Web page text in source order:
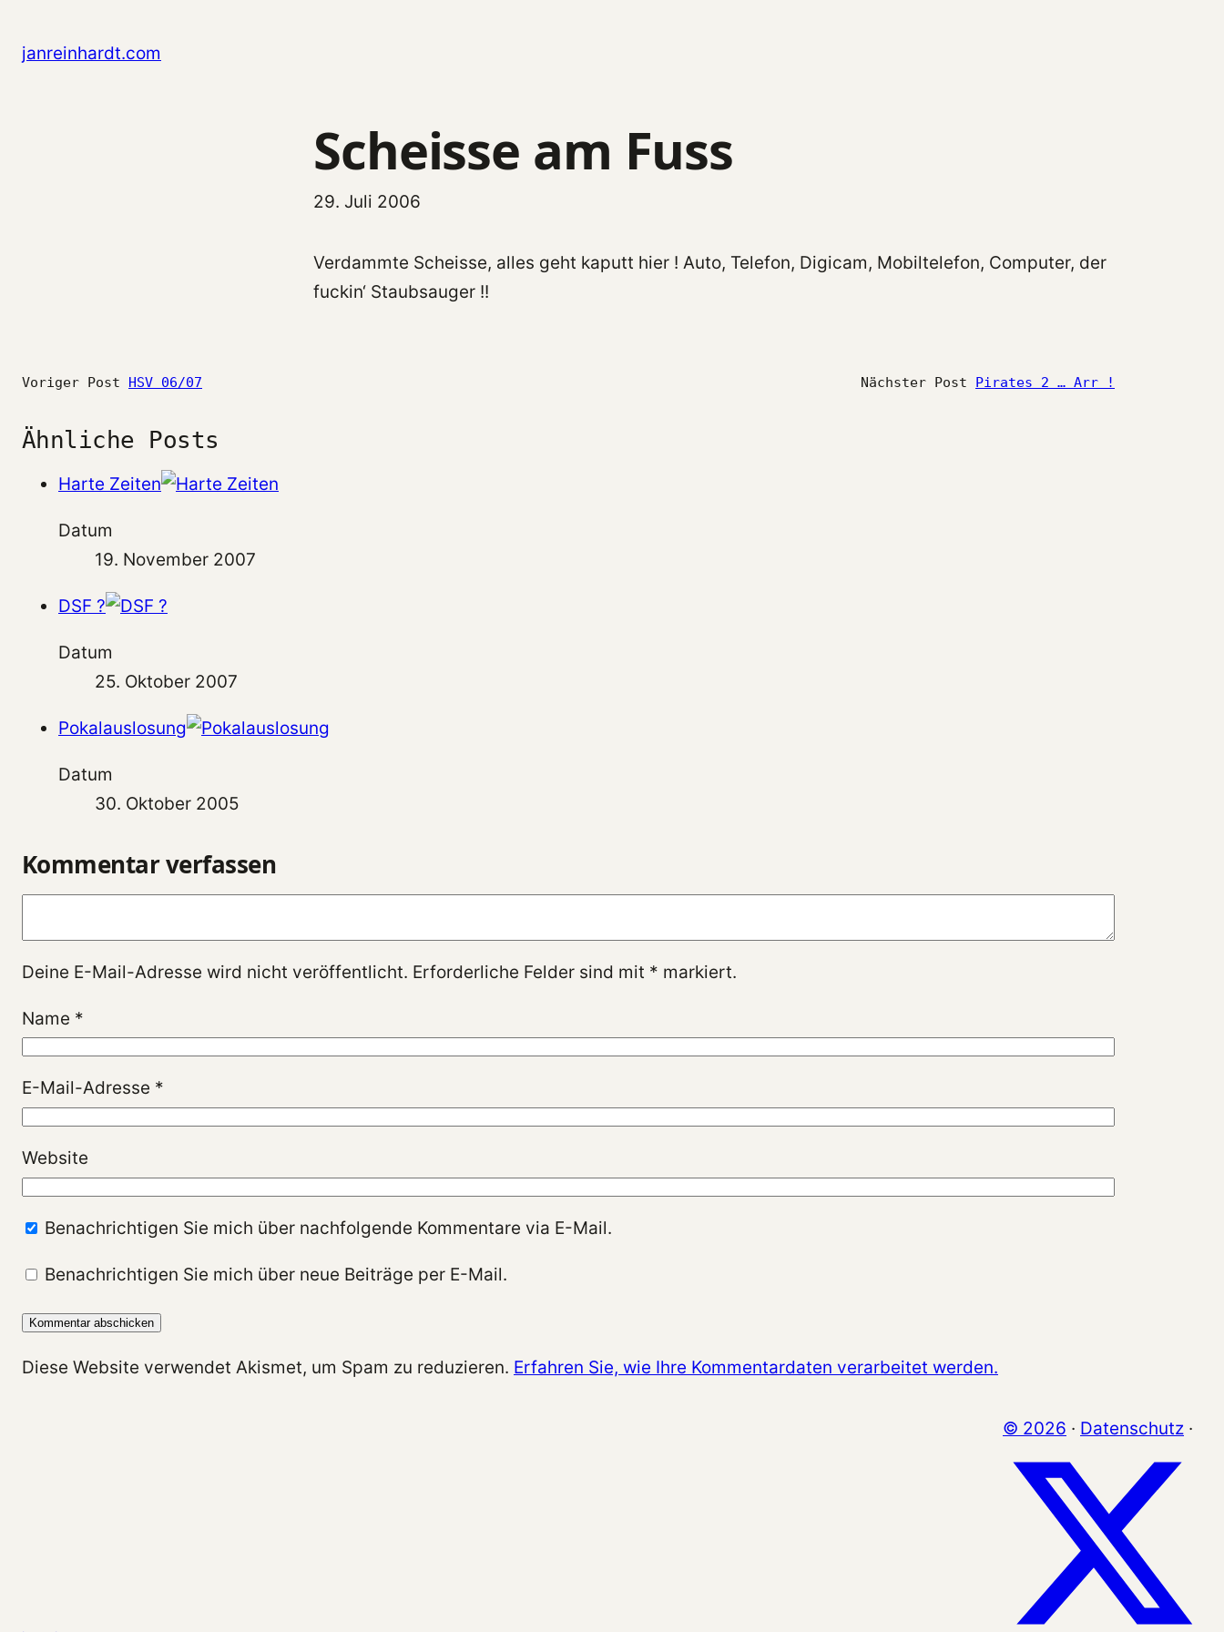
Inhalt
janreinhardt.com
Scheisse am Fuss
29. Juli 2006
Verdammte Scheisse, alles geht kaputt hier ! Auto, Telefon, Digicam, Mobiltelefon, Computer, der
fuckin‘ Staubsauger !!
Voriger Post HSV 06/07 Nächster Post Pirates 2 … Arr !
Ähnliche Posts
Harte Zeiten
Datum
19. November 2007
DSF ?
Datum
25. Oktober 2007
Pokalauslosung
Datum
30. Oktober 2005
Kommentar verfassen
Deine E-Mail-Adresse wird nicht veröffentlicht. Erforderliche Felder sind mit * markiert.
Name *
E-Mail-Adresse *
Website
Benachrichtigen Sie mich über nachfolgende Kommentare via E-Mail.
Benachrichtigen Sie mich über neue Beiträge per E-Mail.
Diese Website verwendet Akismet, um Spam zu reduzieren. Erfahren Sie, wie Ihre Kommentardaten verarbeitet werden.
© 2026 · Datenschutz ·